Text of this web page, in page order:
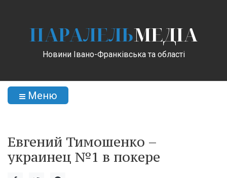
ПАРАЛЕЛЬМЕДІА
Новини Івано-Франківська та області
Меню
Евгений Тимошенко –
украинец №1 в покере